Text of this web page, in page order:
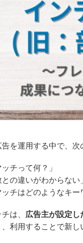
を運用する中で、
チって何？」
との違いがわからない」
ッチはどのようなキ
は、 広告主が設定
利用することで新し